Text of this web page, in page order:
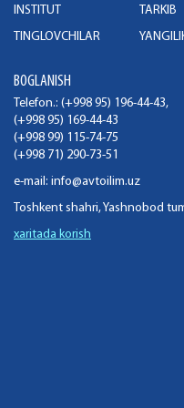
INSTITUT TARKIB
TINGLOVCHILAR
BOGLANISH
Telefon.: (+998 95) 196-44-43,
(+998 95) 169-44-43
(+998 99) 115-74-75
(+998 71) 290-73-51
e-mail: info@avtoilim.uz
Toshkent shahri, Yashnobod
xaritada korish